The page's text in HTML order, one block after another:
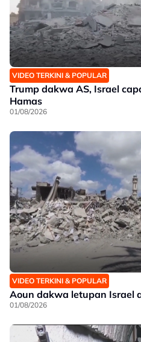
VIDEO TERKINI & POPULAR
Trump dakwa AS, Israel
Hamas
01/08/2026
VIDEO TERKINI & POPULAR
Aoun dakwa letupan Israel
01/08/2026